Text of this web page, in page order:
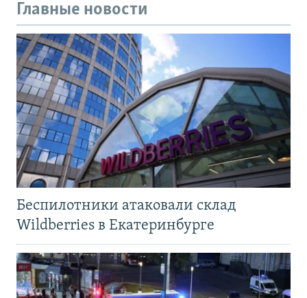
Главные новости
Беспилотники атаковали склад
Wildberries в Екатеринбурге